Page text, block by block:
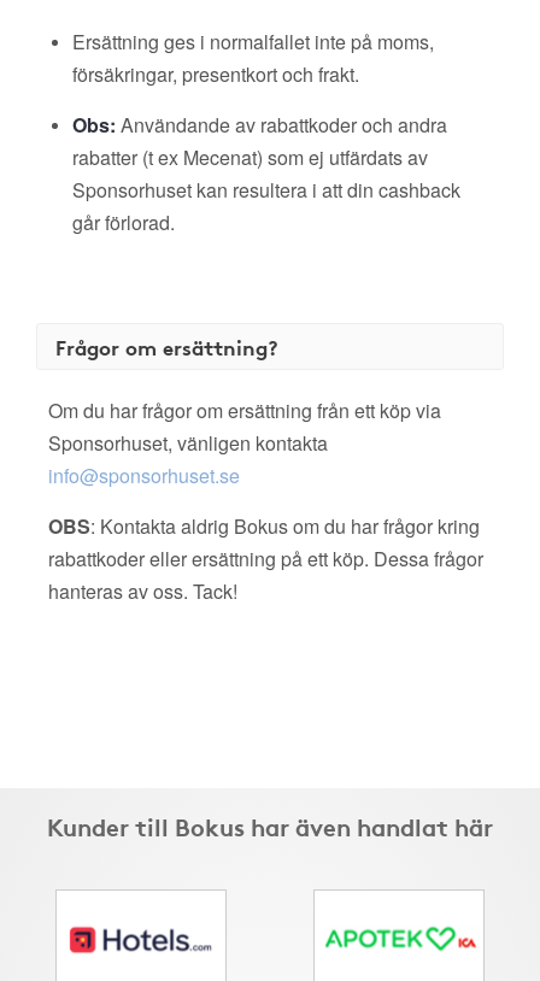
Ersättning ges i normalfallet inte på moms,
försäkringar, presentkort och frakt.
Obs: Användande av rabattkoder och andra
rabatter (t ex Mecenat) som ej utfärdats av
Sponsorhuset kan resultera i att din cashback
går förlorad.
Frågor om ersättning?
Om du har frågor om ersättning från ett köp via
Sponsorhuset, vänligen kontakta
info@sponsorhuset.se
OBS: Kontakta aldrig Bokus om du har frågor kring
rabattkoder eller ersättning på ett köp. Dessa frågor
hanteras av oss. Tack!
Kunder till Bokus har även handlat här